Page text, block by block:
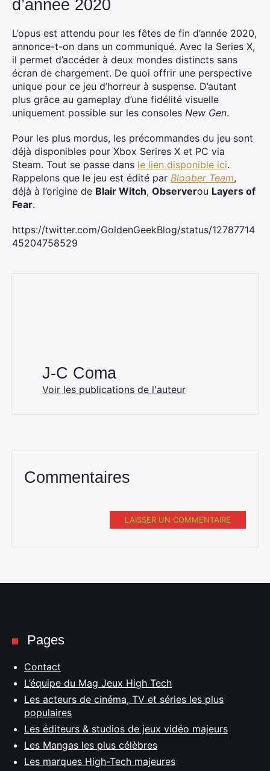
d’année 2020
L’opus est attendu pour les fêtes de fin d’année 2020,
annonce-t-on dans un communiqué. Avec la Series X,
il permet d’accéder à deux mondes distincts sans
écran de chargement. De quoi offrir une perspective
unique pour ce jeu d’horreur à suspense. D’autant
plus grâce au gameplay d’une fidélité visuelle
uniquement possible sur les consoles New Gen.
Pour les plus mordus, les précommandes du jeu sont
déjà disponibles pour Xbox Serires X et PC via
Steam. Tout se passe dans le lien disponible ici.
Rappelons que le jeu est édité par Bloober Team,
déjà à l’origine de Blair Witch, Observerou Layers of
Fear.
https://twitter.com/GoldenGeekBlog/status/12787714
45204758529
J-C Coma
Voir les publications de l'auteur
Commentaires
LAISSER UN COMMENTAIRE
Pages
Contact
L’équipe du Mag Jeux High Tech
Les acteurs de cinéma, TV et séries les plus
populaires
Les éditeurs & studios de jeux vidéo majeurs
Les Mangas les plus célèbres
Les marques High-Tech majeures
Rechercher
: